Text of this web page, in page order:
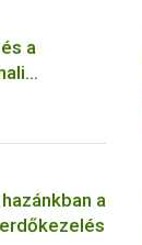
a
a